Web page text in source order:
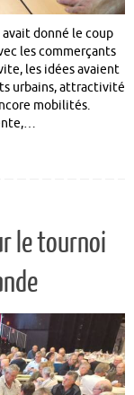
donné le coup
les commerçants
les idées avaient
urbains, attractivité
mobilités.
le tournoi